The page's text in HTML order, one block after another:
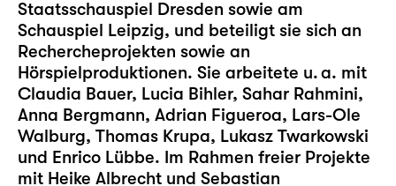
Staatsschauspiel Dresden sowie am
Schauspiel Leipzig, und beteiligt sie sich an
Rechercheprojekten sowie an
Hörspielproduktionen. Sie arbeitete u. a. mit
Claudia Bauer, Lucia Bihler, Sahar Rahmini,
Anna Bergmann, Adrian Figueroa, Lars-Ole
Walburg, Thomas Krupa, Lukasz Twarkowski
und Enrico Lübbe. Im Rahmen freier Projekte
mit Heike Albrecht und Sebastian